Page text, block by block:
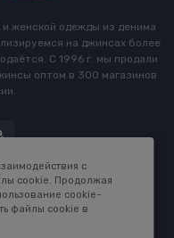
женской одежды из денима
на джинсах более
С 1996 г. мы продали
оптом в 300 магазинов
с
cookie. Продолжая
cookie-
файлы cookie в